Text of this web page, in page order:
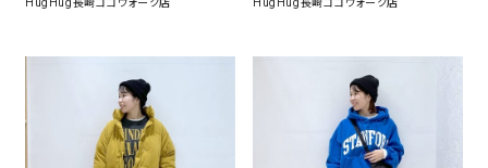
HugHug長崎ココウォーク店 HugHug長崎ココウォーク店